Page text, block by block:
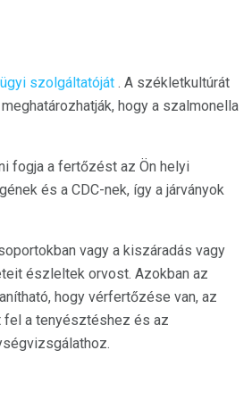
szolgáltatóját . A székletkultúrát
hogy a szalmonella
fogja a fertőzést az Ön helyi
és a CDC-nek, így a járványok
vagy a kiszáradás vagy
észleltek orvost. Azokban az
hogy vérfertőzése van, az
fel a tenyésztéshez és az